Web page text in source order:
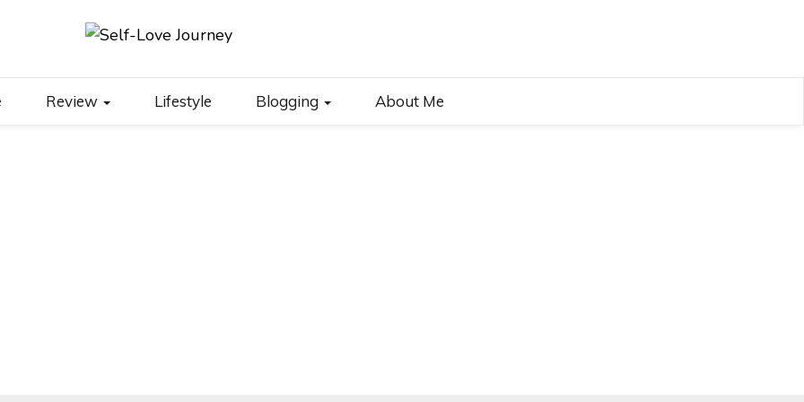
Review Lifestyle Blogging About Me